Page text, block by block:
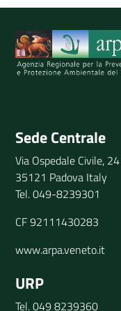
Spiegaci perchè, e
Sede Centrale
Via Ospedale Civile, 24
35121 Padova Italy
Tel. 049-8239301
CF 92111430283
www.arpa.veneto.it
URP
Tel. 049 8239360